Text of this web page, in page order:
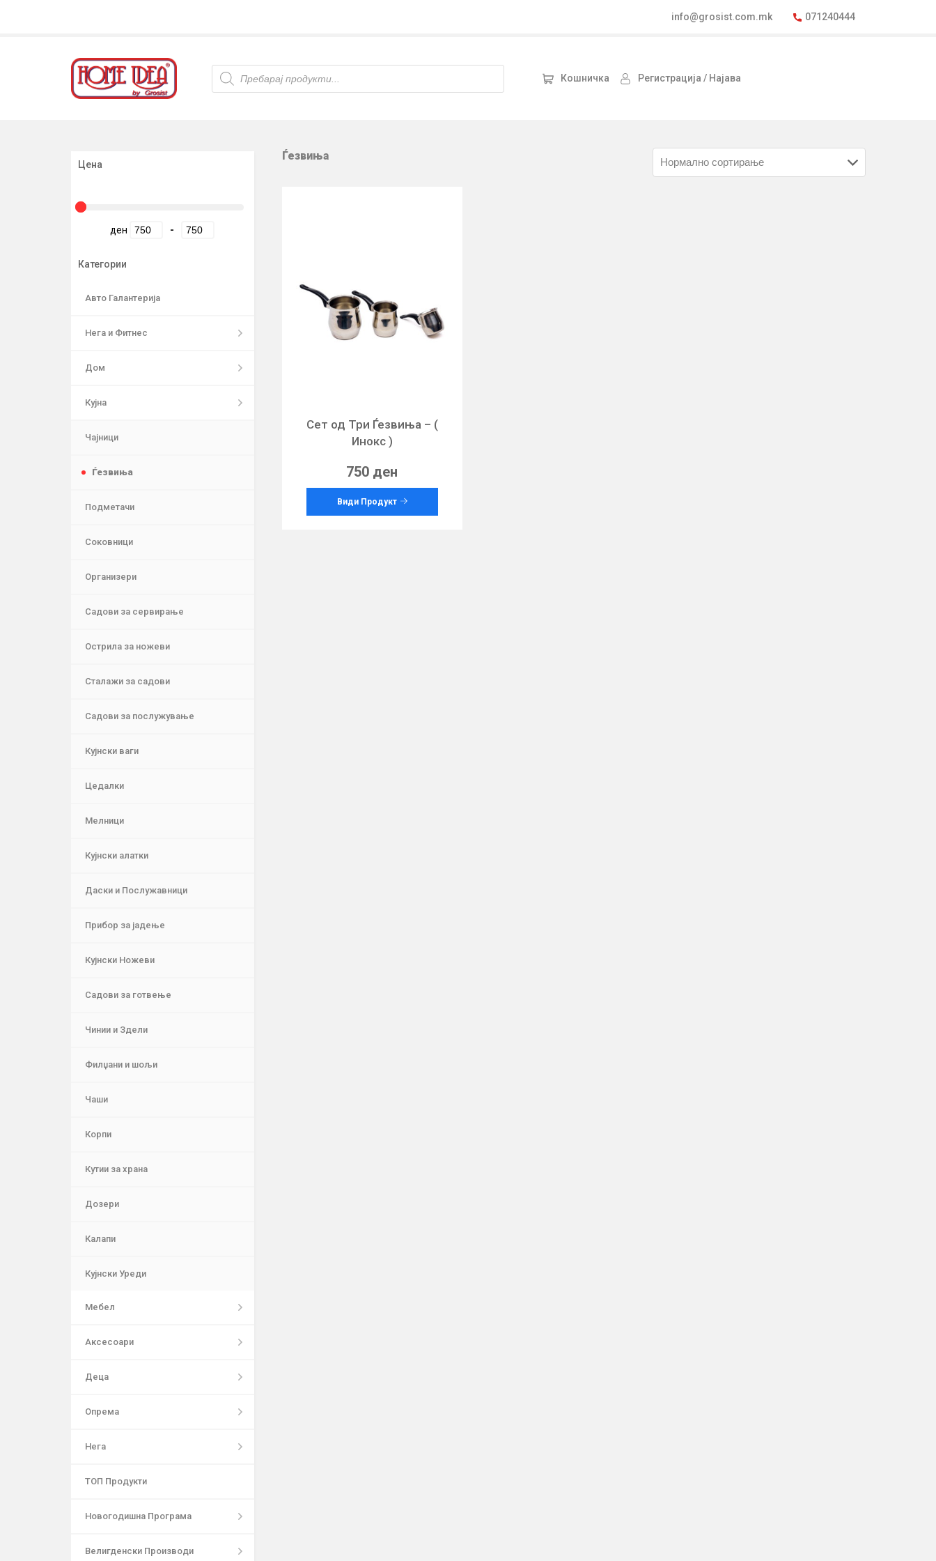
info@grosist.com.mk 071240444
Products
search
Кошничка Регистрација / Најава
Цена
ден -
Категории
Авто Галантерија
Нега и Фитнес
Дом
Кујна
Чајници
Ѓезвиња
Подметачи
Соковници
Организери
Садови за сервирање
Острила за ножеви
Сталажи за садови
Садови за послужување
Кујнски ваги
Цедалки
Мелници
Кујнски алатки
Даски и Послужавници
Прибор за јадење
Кујнски Ножеви
Садови за готвење
Чинии и Здели
Филџани и шољи
Чаши
Корпи
Кутии за храна
Дозери
Калапи
Кујнски Уреди
Мебел
Аксесоари
Деца
Опрема
Нега
ТОП Продукти
Новогодишна Програма
Велигденски Производи
Ѓезвиња
Сет од Три Ѓезвиња – (
Инокс )
750 ден
Види Продукт